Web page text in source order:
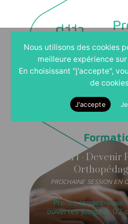
Niveau 1 - Devenir
PROCHAINE SESSION EN
Prenez rendez-
ouvertes jusqu’au 02
Nous utilisons des cookies
meilleure expérience
En choisissant "j'accepte",
de
J'accepte